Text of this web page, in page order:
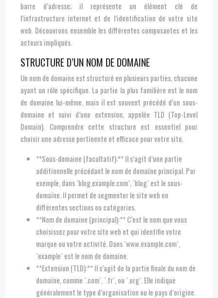
barre d’adresse; il représente un élément clé de
l’infrastructure internet et de l’identification de votre site
web. Découvrons ensemble les différentes composantes et les
acteurs impliqués.
STRUCTURE D’UN NOM DE DOMAINE
Un nom de domaine est structuré en plusieurs parties, chacune
ayant un rôle spécifique. La partie la plus familière est le nom
de domaine lui-même, mais il est souvent précédé d’un sous-
domaine et suivi d’une extension, appelée TLD (Top-Level
Domain). Comprendre cette structure est essentiel pour
choisir une adresse pertinente et efficace pour votre site.
**Sous-domaine (facultatif):** Il s’agit d’une partie
additionnelle précédant le nom de domaine principal. Par
exemple, dans `blog.example.com`, `blog` est le sous-
domaine. Il permet de segmenter le site web en
différentes sections ou catégories.
**Nom de domaine (principal):** C’est le nom que vous
choisissez pour votre site web et qui identifie votre
marque ou votre activité. Dans `www.example.com`,
`example` est le nom de domaine.
**Extension (TLD):** Il s’agit de la partie finale du nom de
domaine, comme `.com`, `.fr`, ou `.org`. Elle indique
généralement le type d’organisation ou le pays d’origine.